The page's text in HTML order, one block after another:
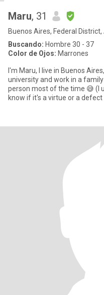
Maru, 31
Buenos Aires, Federal
Buscando: Hombre 30 - 37
Color de Ojos: Marrones
I'm Maru, I live in Buenos
university and work in a
person most of the time 😅 (I
know if it's a virtue or a defect